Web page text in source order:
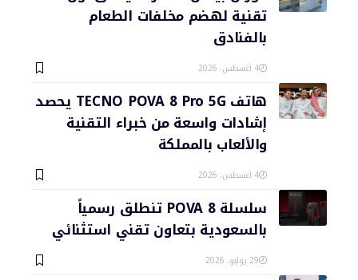
تقنية لهضم مخلفات الطعام
بالفنادق
4 أغسطس، 2026
هاتف TECNO POVA 8 Pro 5G يحصد
إشادات واسعة من خبراء التقنية
والألعاب بالمملكة
4 أغسطس، 2026
سلسلة POVA 8 تنطلق رسمياً
بالسعودية بتعاون تقني استثنائي
29 يوليو، 2026